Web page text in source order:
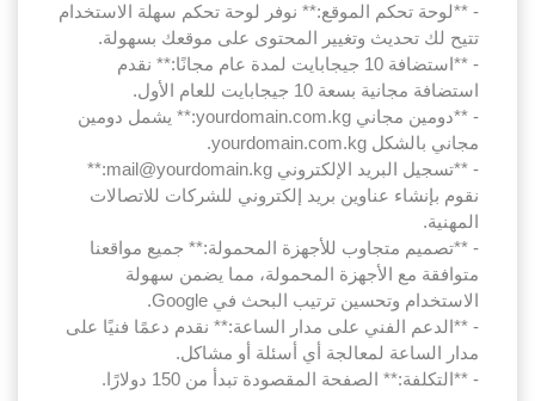
- **لوحة تحكم الموقع:** نوفر لوحة تحكم سهلة الاستخدام
تتيح لك تحديث وتغيير المحتوى على موقعك بسهولة.
- **استضافة 10 جيجابايت لمدة عام مجانًا:** نقدم
استضافة مجانية بسعة 10 جيجابايت للعام الأول.
- **دومين مجاني yourdomain.com.kg:** يشمل دومين
مجاني بالشكل yourdomain.com.kg.
- **تسجيل البريد الإلكتروني mail@yourdomain.kg:**
نقوم بإنشاء عناوين بريد إلكتروني للشركات للاتصالات
المهنية.
- **تصميم متجاوب للأجهزة المحمولة:** جميع مواقعنا
متوافقة مع الأجهزة المحمولة، مما يضمن سهولة
الاستخدام وتحسين ترتيب البحث في Google.
- **الدعم الفني على مدار الساعة:** نقدم دعمًا فنيًا على
مدار الساعة لمعالجة أي أسئلة أو مشاكل.
- **التكلفة:** الصفحة المقصودة تبدأ من 150 دولارًا.